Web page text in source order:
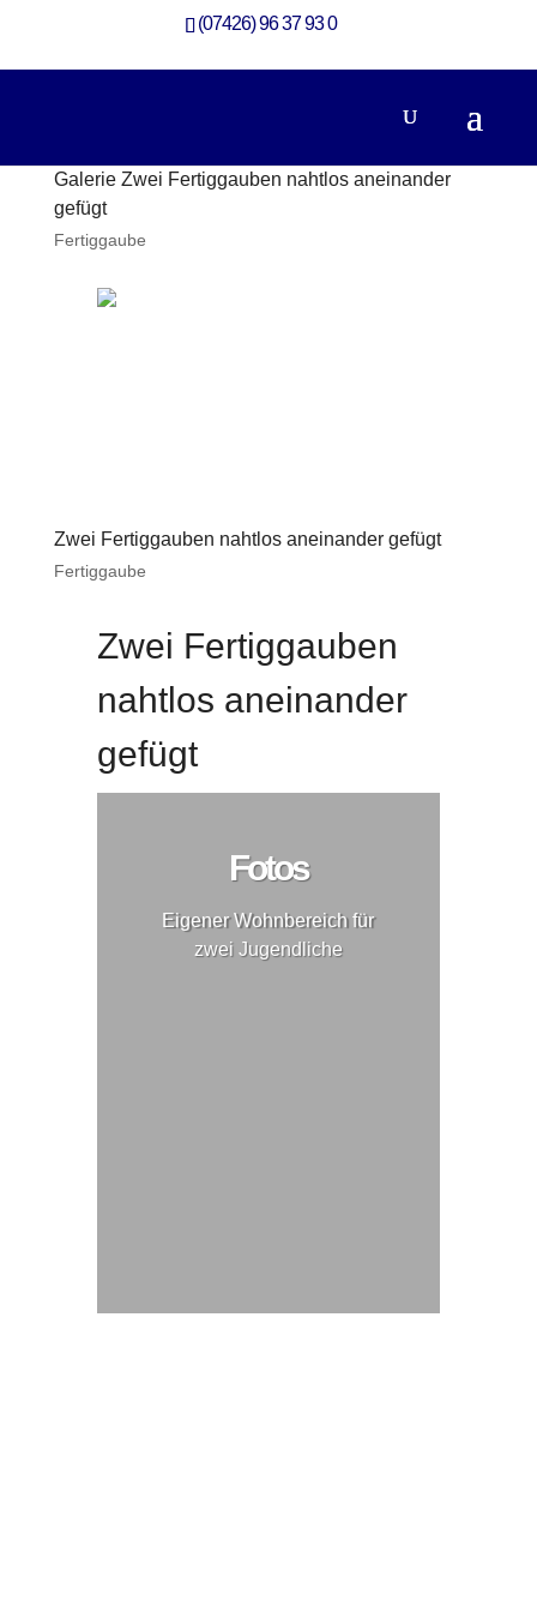
(07426) 96 37 93 0
Galerie Zwei Fertiggauben nahtlos aneinander
gefügt
Fertiggaube
Zwei Fertiggauben nahtlos aneinander gefügt
Fertiggaube
Zwei Fertiggauben
nahtlos aneinander
gefügt
Fotos
Eigener Wohnbereich für
zwei Jugendliche